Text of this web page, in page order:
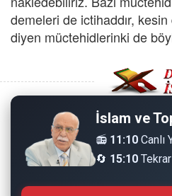
demeleri de ictihaddır,
diyen müctehidlerinki de
Copyright © 2008 - Dinimiz
Sitemizdeki bilgiler, bütün
hazırlanmıştır. Orijinaline
İslam ve
📻 11:10 Canlı
🔄 15:10 Tekrar